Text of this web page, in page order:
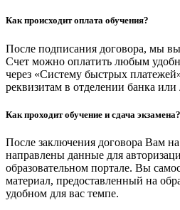
Как происходит оплата обучения?
После подписания договора, мы
Счет можно оплатить любым
через «Систему быстрых
реквизитам в отделении банка
Как проходит обучение и сдача экзамена?
После заключения договора Вам
направлены данные для
образовательном портале. Вы
материал, предоставленный на
удобном для вас темпе.